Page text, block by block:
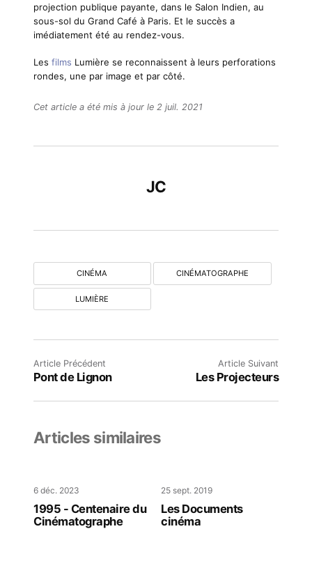
projection publique payante, dans le Salon Indien, au
sous-sol du Grand Café à Paris. Et le succès a
imédiatement été au rendez-vous.
Les films Lumière se reconnaissent à leurs perforations
rondes, une par image et par côté.
Cet article a été mis à jour le 2 juil. 2021
JC
CINÉMA CINÉMATOGRAPHE
LUMIÈRE
Article Précédent
Pont de Lignon
Article Suivant
Les Projecteurs
Articles similaires
6 déc. 2023
1995 - Centenaire du
Cinématographe
25 sept. 2019
Les Documents
cinéma